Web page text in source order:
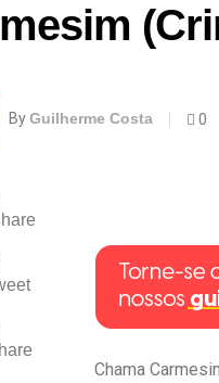
ByGuilherme Costa 0
Chama